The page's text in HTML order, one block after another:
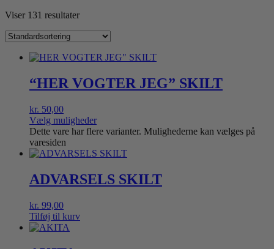
Viser 131 resultater
“HER VOGTER JEG” SKILT
kr. 50,00
Vælg muligheder
Dette vare har flere varianter. Mulighederne kan vælges på
varesiden
ADVARSELS SKILT
kr. 99,00
Tilføj til kurv